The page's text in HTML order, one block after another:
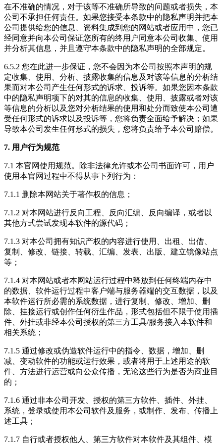
在不准确的情况，对于该等不准确所导致的问题或者损失，本
公司不承担任何责任。如果您接受本条款中的隐私声明并把本
公司提供给您的信息、资料集成到您的网站或者应用中，您已
经同意并向本公司保证您所有的终用户同意本公司收集、使用
并分析其信息，并且遵守本条款中的隐私声明的全部规定。
6.5.2 您在此进一步保证，您不会因为本公司按照本声明的规
定收集、使用、分析、披露收集的信息及对该等信息的分析结
果而对本公司产生任何形式的诉求、投诉等。如果您因本条款
中的隐私声明项下的对其的信息的收集、使用、披露或者对该
等信息的分析以及您对分析结果的使用和处分而致使本公司遭
受任何形式的诉求以及投诉等，您将负责全面给予解决；如果
导致本公司发生任何形式的损失，您将负责给予本公司赔偿。
7. 用户行为规范
7.1 本官网使用规范。除非法律允许或本公司书面许可，用户
使用本官网过程中不得从事下列行为：
7.1.1 删除本网站关于著作权的信息；
7.1.2 对本网站进行反向工程、反向汇编、反向编译，或者以
其他方式尝试发现本软件的源代码；
7.1.3 对本公司拥有知识产权的内容进行使用、出租、出借、
复制、修改、链接、转载、汇编、发表、出版、建立镜像站点
等；
7.1.4 对本网站或者本网站运行过程中释放到任何终端内存中
的数据、软件运行过程中客户端与服务器端的交互数据，以及
本软件运行所必需的系统数据，进行复制、修改、增加、删
除、挂接运行或创作任何衍生作品，形式包括但不限于使用插
件、外挂或非经本公司授权的第三方工具/服务接入本软件和
相关系统；
7.1.5 通过修改或伪造软件运行中的指令、数据，增加、删
减、变动软件的功能或运行效果，或者将用于上述用途的软
件、方法进行运营或向公众传播，无论这些行为是否为商业目
的；
7.1.6 通过非本公司开发、授权的第三方软件、插件、外挂、
系统，登录或使用本公司软件及服务，或制作、发布、传播上
述工具；
7.1.7 自行或者授权他人、第三方软件对本软件及其组件、模